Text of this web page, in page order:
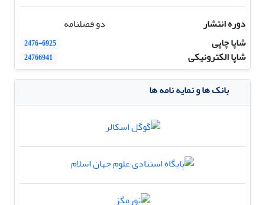
دوره انتشار
دو فصلنامه
شاپا چاپی
2476-6925
شاپا الکترونیکی 24766941
بانک ها و نمایه نامه ها